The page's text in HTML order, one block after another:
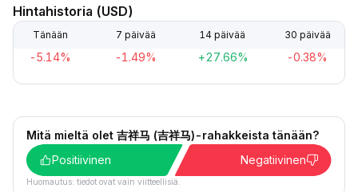
Hintahistoria (USD)
Tänään 7 päivää 14 päivää 30 päivää
-5.14% -1.49% +27.66% -0.38%
Mitä mieltä olet 吉祥马 (吉祥马)-rahakkeista tänään?
Positiivinen
Negatiivinen
Huomautus: tiedot ovat vain viitteellisiä.